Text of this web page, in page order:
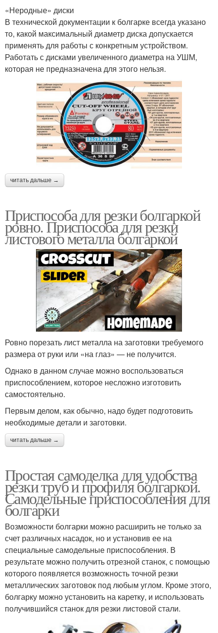
«Неродные» диски
В технической документации к болгарке всегда указано
то, какой максимальный диаметр диска допускается
применять для работы с конкретным устройством.
Работать с дисками увеличенного диаметра на УШМ,
которая не предназначена для этого нельзя.
читать дальше →
Приспособа для резки болгаркой
ровно. Приспособа для резки
листового металла болгаркой
Ровно порезать лист металла на заготовки требуемого
размера от руки или «на глаз» — не получится.
Однако в данном случае можно воспользоваться
приспособлением, которое несложно изготовить
самостоятельно.
Первым делом, как обычно, надо будет подготовить
необходимые детали и заготовки.
читать дальше →
Простая самоделка для удобства
резки труб и профиля болгаркой.
Самодельные приспособления для
болгарки
Возможности болгарки можно расширить не только за
счет различных насадок, но и установив ее на
специальные самодельные приспособления. В
результате можно получить отрезной станок, с помощью
которого появляется возможность точной резки
металлических заготовок под любым углом. Кроме этого,
болгарку можно установить на каретку, и использовать
получившийся станок для резки листовой стали.